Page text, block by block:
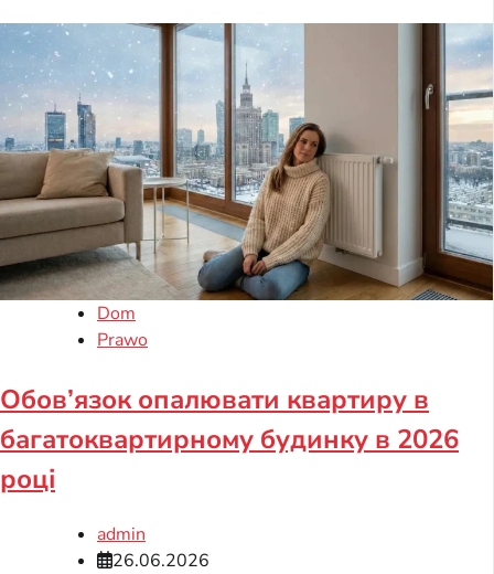
Dom
Prawo
Обов’язок опалювати квартиру в
багатоквартирному будинку в 2026
році
admin
26.06.2026